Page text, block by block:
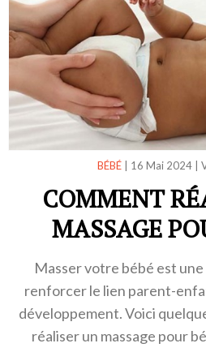
BÉBÉ| 16 Mai 2024|
COMMENT
MASSAGE
Masser votre bébé est
renforcer le lien parent-
développement. Voici
réaliser un massage pour